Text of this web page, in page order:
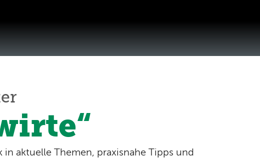
aktuelle Themen, praxisnahe Tipps und